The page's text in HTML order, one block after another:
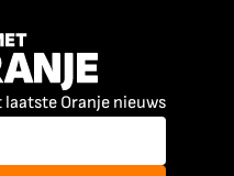
Oranje nieuws